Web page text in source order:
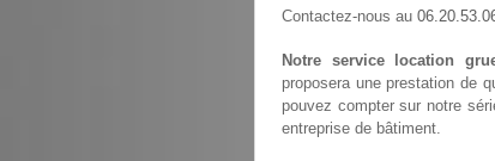
Contactez-nous au
Notre service location
proposera une prestation de
pouvez compter sur notre
entreprise de bâtiment.